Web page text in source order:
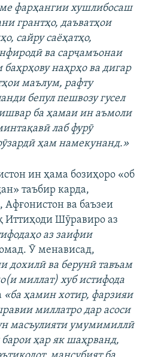
фарҳангии хушлибосаш
грантҳо, даъватҳои
сайру саёҳатҳо,
ва сарҷамъонаи
наҳрҳо ва дигар
маълум, рафту
бепул пешвозу гусел
ба ҳамаи ин аъмоли
лаб фурӯ
ҳам намекунанд.»
ин ҳама бозиҳоро «об
таъбир карда,
ва баъзеи
Иттиҳоди Шӯравиро аз
аз заифии
Ӯ менависад,
дохилӣ ва берунӣ тавъам
миллат) хуб истифода
«ба ҳамин хотир, фарзияи
миллатро дар асоси
масъулияти умумимиллӣ
ҳар як шаҳрванд,